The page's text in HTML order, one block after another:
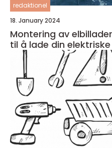
redaktionel
18. January 2024
Montering av
til å lade din